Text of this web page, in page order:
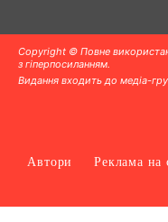
Copyright © Повне
з гіперпосиланням.
Видання входить до медіа-
Автори Реклама на